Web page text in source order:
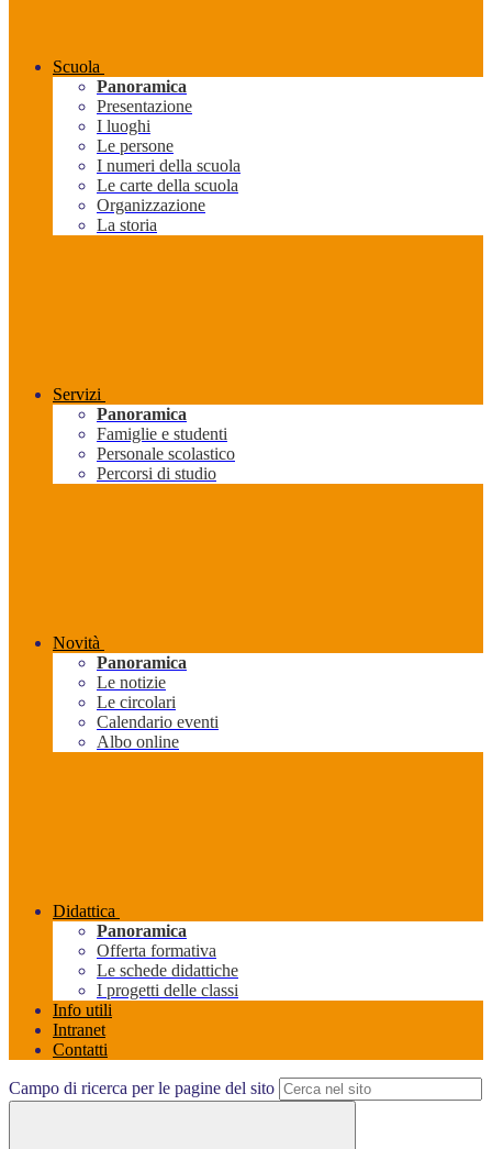
Scuola
Panoramica
Presentazione
I luoghi
Le persone
I numeri della scuola
Le carte della scuola
Organizzazione
La storia
Servizi
Panoramica
Famiglie e studenti
Personale scolastico
Percorsi di studio
Novità
Panoramica
Le notizie
Le circolari
Calendario eventi
Albo online
Didattica
Panoramica
Offerta formativa
Le schede didattiche
I progetti delle classi
Info utili
Intranet
Contatti
Campo di ricerca per le pagine del sito